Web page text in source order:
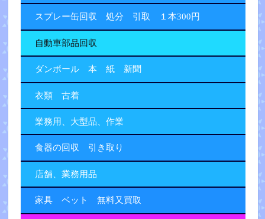
スプレー缶回収 処分 引取 １本300円
自動車部品回収
ダンボール 本 紙 新聞
衣類 古着
業務用、大型品、作業
食器の回収 引き取り
店舗、業務用品
家具 ベット 無料又買取